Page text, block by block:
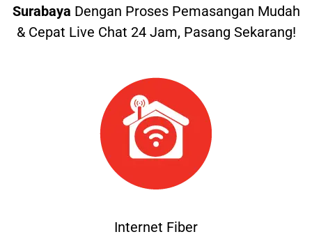
Surabaya Dengan Proses Pemasangan Mudah
& Cepat Live Chat 24 Jam, Pasang Sekarang!
Internet Fiber